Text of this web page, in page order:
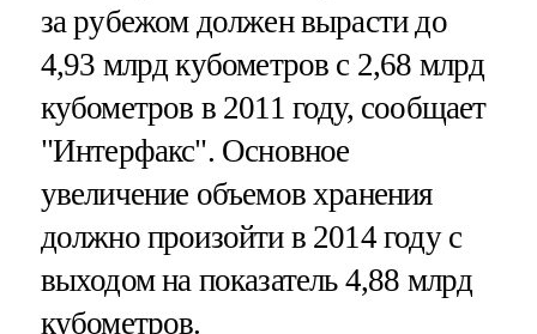
за рубежом должен вырасти до
4,93 млрд кубометров с 2,68 млрд
кубометров в 2011 году, сообщает
"Интерфакс". Основное
увеличение объемов хранения
должно произойти в 2014 году с
выходом на показатель 4,88 млрд
кубометров.